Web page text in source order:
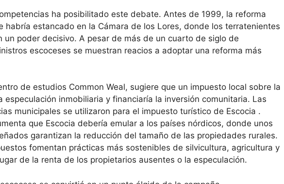
ha posibilitado este debate. Antes de 1999, la reforma
habría estancado en la Cámara de los Lores, donde los terratenientes
un poder decisivo. A pesar de más de un cuarto de siglo de
escoceses se muestran reacios a adoptar una reforma más
de estudios Common Weal, sugiere que un impuesto local sobre la
especulación inmobiliaria y financiaría la inversión comunitaria. Las
municipales se utilizaron para el impuesto turístico de Escocia .
que Escocia debería emular a los países nórdicos, donde unos
garantizan la reducción del tamaño de las propiedades rurales.
fomentan prácticas más sostenibles de silvicultura, agricultura y
de la renta de los propietarios ausentes o la especulación.